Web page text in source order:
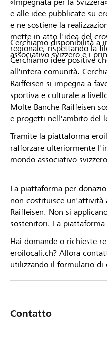
e alle idee pubblicate su
e ne sostiene la
mette in atto l'idea del
regionale, rispettando la
Cerchiamo idee positive
all'intera comunità.
Cerchiamo disponibilità a
associativo svizzero e i
Raiffeisen si impegna a
sportiva e culturale a
Molte Banche Raiffeisen
e progetti nell'ambito del
Tramite la piattaforma
rafforzare ulteriormente
mondo associativo
La piattaforma per
non costituisce un'attività
Raiffeisen. Non si
sostenitori. La
Hai domande o richieste
eroilocali.ch? Allora
utilizzando il formulario
Contatto